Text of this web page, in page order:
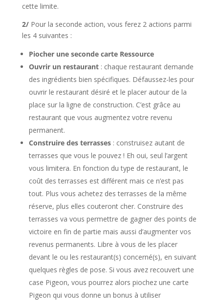
cette limite.
2/Pour la seconde action, vous ferez 2 actions parmi
les 4 suivantes :
Piocher une seconde carte Ressource
Ouvrir un restaurant : chaque restaurant demande
des ingrédients bien spécifiques. Défaussez-les pour
ouvrir le restaurant désiré et le placer autour de la
place sur la ligne de construction. C’est grâce au
restaurant que vous augmentez votre revenu
permanent.
Construire des terrasses : construisez autant de
terrasses que vous le pouvez ! Eh oui, seul l’argent
vous limitera. En fonction du type de restaurant, le
coût des terrasses est différent mais ce n’est pas
tout. Plus vous achetez des terrasses de la même
réserve, plus elles couteront cher. Construire des
terrasses va vous permettre de gagner des points de
victoire en fin de partie mais aussi d’augmenter vos
revenus permanents. Libre à vous de les placer
devant le ou les restaurant(s) concerné(s), en suivant
quelques règles de pose. Si vous avez recouvert une
case Pigeon, vous pourrez alors piochez une carte
Pigeon qui vous donne un bonus à utiliser